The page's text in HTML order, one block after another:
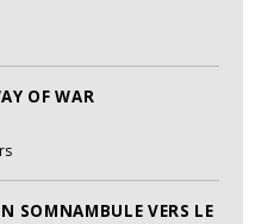
OF WAR
SOMNAMBULE VERS LE